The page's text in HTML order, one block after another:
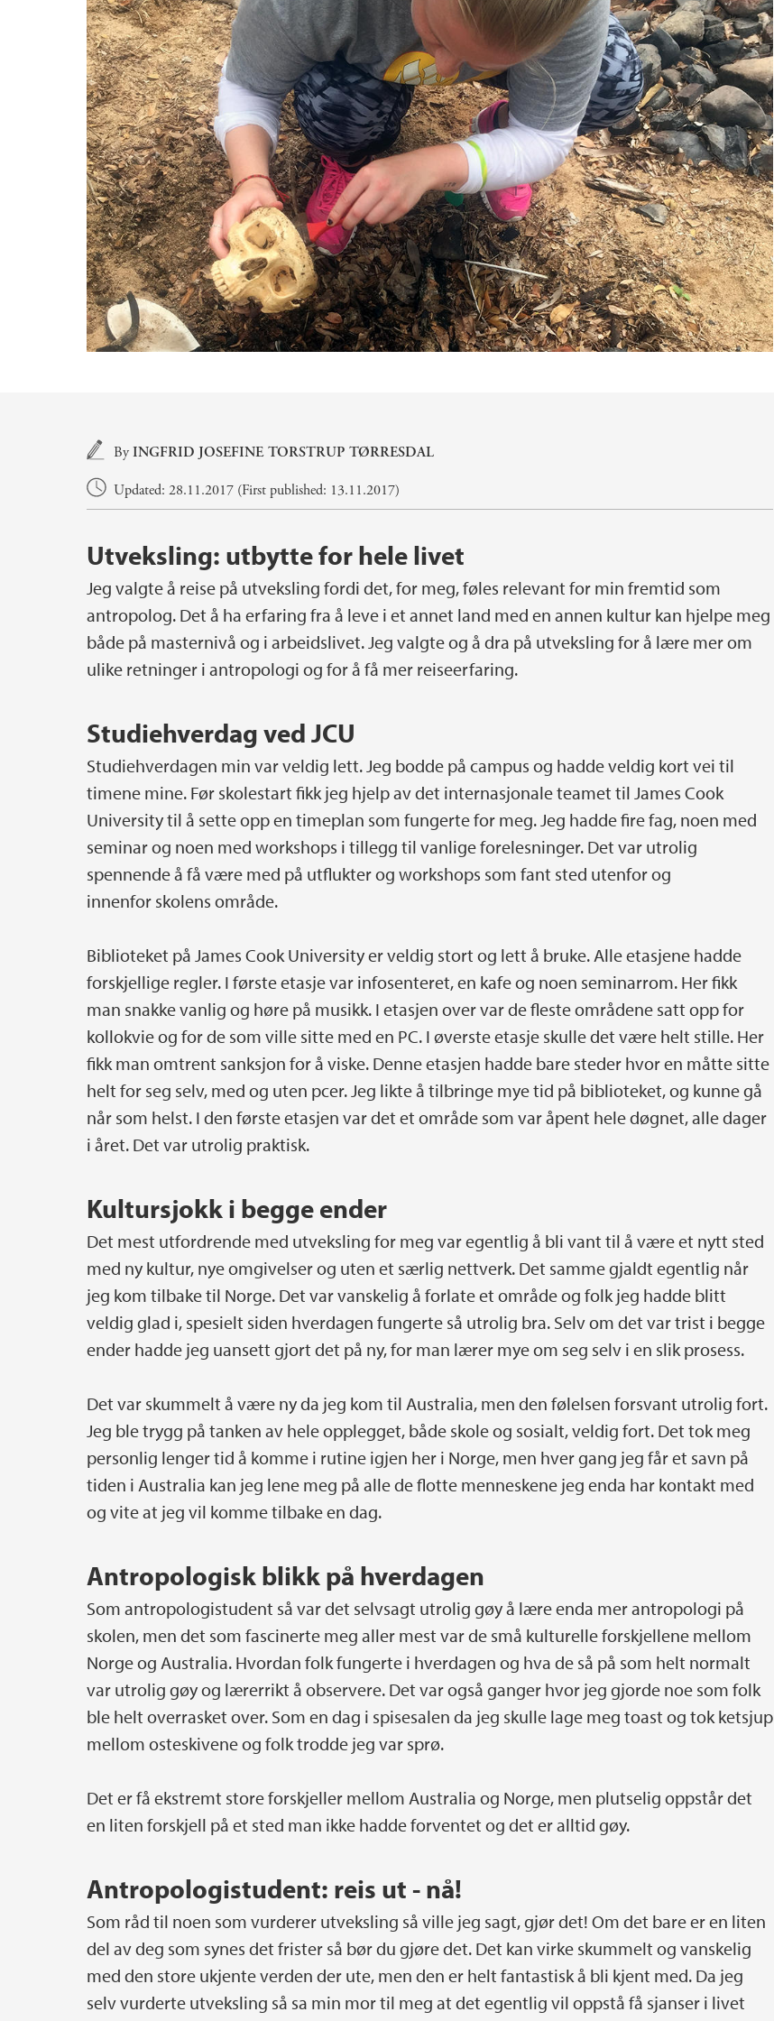
Main content
ByINGFRID JOSEFINE TORSTRUP TØRRESDAL
Updated: 28.11.2017 (First published: 13.11.2017)
Utveksling: utbytte for hele livet
Jeg valgte å reise på utveksling fordi det, for meg, føles relevant for min fremtid som
antropolog. Det å ha erfaring fra å leve i et annet land med en annen kultur kan hjelpe meg
både på masternivå og i arbeidslivet. Jeg valgte og å dra på utveksling for å lære mer om
ulike retninger i antropologi og for å få mer reiseerfaring.
Studiehverdag ved JCU
Studiehverdagen min var veldig lett. Jeg bodde på campus og hadde veldig kort vei til
timene mine. Før skolestart fikk jeg hjelp av det internasjonale teamet til James Cook
University til å sette opp en timeplan som fungerte for meg. Jeg hadde fire fag, noen med
seminar og noen med workshops i tillegg til vanlige forelesninger. Det var utrolig
spennende å få være med på utflukter og workshops som fant sted utenfor og
innenfor skolens område.
Biblioteket på James Cook University er veldig stort og lett å bruke. Alle etasjene hadde
forskjellige regler. I første etasje var infosenteret, en kafe og noen seminarrom. Her fikk
man snakke vanlig og høre på musikk. I etasjen over var de fleste områdene satt opp for
kollokvie og for de som ville sitte med en PC. I øverste etasje skulle det være helt stille. Her
fikk man omtrent sanksjon for å viske. Denne etasjen hadde bare steder hvor en måtte sitte
helt for seg selv, med og uten pcer. Jeg likte å tilbringe mye tid på biblioteket, og kunne gå
når som helst. I den første etasjen var det et område som var åpent hele døgnet, alle dager
i året. Det var utrolig praktisk.
Kultursjokk i begge ender
Det mest utfordrende med utveksling for meg var egentlig å bli vant til å være et nytt sted
med ny kultur, nye omgivelser og uten et særlig nettverk. Det samme gjaldt egentlig når
jeg kom tilbake til Norge. Det var vanskelig å forlate et område og folk jeg hadde blitt
veldig glad i, spesielt siden hverdagen fungerte så utrolig bra. Selv om det var trist i begge
ender hadde jeg uansett gjort det på ny, for man lærer mye om seg selv i en slik prosess.
Det var skummelt å være ny da jeg kom til Australia, men den følelsen forsvant utrolig fort.
Jeg ble trygg på tanken av hele opplegget, både skole og sosialt, veldig fort. Det tok meg
personlig lenger tid å komme i rutine igjen her i Norge, men hver gang jeg får et savn på
tiden i Australia kan jeg lene meg på alle de flotte menneskene jeg enda har kontakt med
og vite at jeg vil komme tilbake en dag.
Antropologisk blikk på hverdagen
Som antropologistudent så var det selvsagt utrolig gøy å lære enda mer antropologi på
skolen, men det som fascinerte meg aller mest var de små kulturelle forskjellene mellom
Norge og Australia. Hvordan folk fungerte i hverdagen og hva de så på som helt normalt
var utrolig gøy og lærerrikt å observere. Det var også ganger hvor jeg gjorde noe som folk
ble helt overrasket over. Som en dag i spisesalen da jeg skulle lage meg toast og tok ketsjup
mellom osteskivene og folk trodde jeg var sprø.
Det er få ekstremt store forskjeller mellom Australia og Norge, men plutselig oppstår det
en liten forskjell på et sted man ikke hadde forventet og det er alltid gøy.
Antropologistudent: reis ut - nå!
Som råd til noen som vurderer utveksling så ville jeg sagt, gjør det! Om det bare er en liten
del av deg som synes det frister så bør du gjøre det. Det kan virke skummelt og vanskelig
med den store ukjente verden der ute, men den er helt fantastisk å bli kjent med. Da jeg
selv vurderte utveksling så sa min mor til meg at det egentlig vil oppstå få sjanser i livet